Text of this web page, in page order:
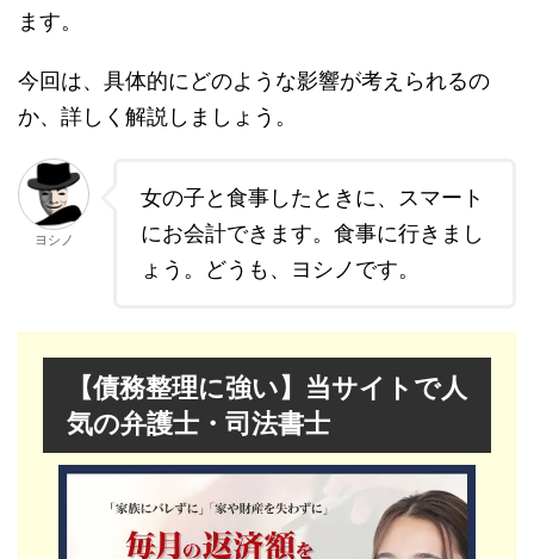
ます。
今回は、具体的にどのような影響が考えられるの
か、詳しく解説しましょう。
ヨシノ
女の子と食事したときに、スマート
にお会計できます。食事に行きまし
ょう。どうも、ヨシノです。
【債務整理に強い】当サイトで人
気の弁護士・司法書士